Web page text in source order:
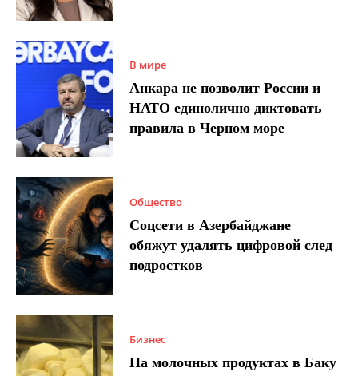
В мире
Анкара не позволит России и
НАТО единолично диктовать
правила в Черном море
Общество
Соцсети в Азербайджане
обяжут удалять цифровой след
подростков
Бизнес
На молочных продуктах в Баку